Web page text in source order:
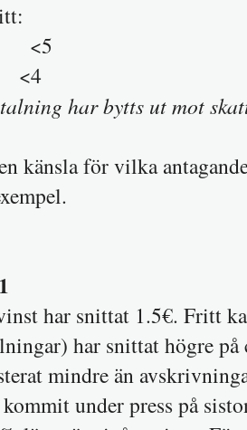
<4
har bytts ut mot
känsla för vilka
har snittat 1.5€. Fritt
har snittat högre
mindre än
under press på